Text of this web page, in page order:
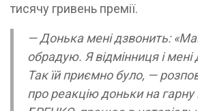
тисячу гривень премії.
— Донька мені дзвонить:
обрадую. Я відмінниця і
Так їй приємно було, —
про реакцію доньки на